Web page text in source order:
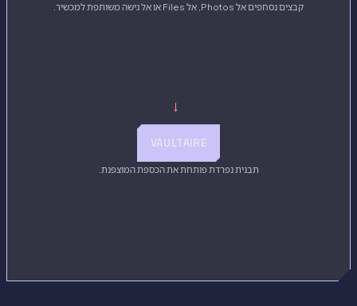
קבצים נסחפים אל Photos, אל Files או אל גישה משותפת למכשיר.
→
VAULTAIRE
תבנית נפרדת פותחת את הכספת המוצפנת.